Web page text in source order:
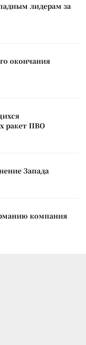
лидерам за
окончания
ракет ПВО
Запада
компания